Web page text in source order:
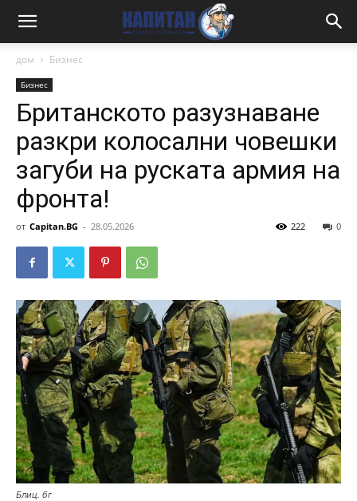
дом Бизнес
Бизнес
Британското разузнаване
разкри колосални човешки
загуби на руската армия на
фронта!
от Capitan.BG - 28.05.2026 0
222
Блиц. бг